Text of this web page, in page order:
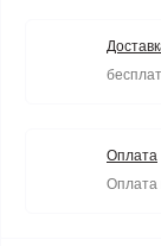
Оплата
Оплата